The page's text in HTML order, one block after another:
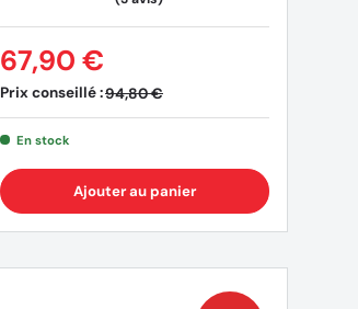
Prix conseillé :94,80 €
67,90 €
En stock
Ajouter au panier